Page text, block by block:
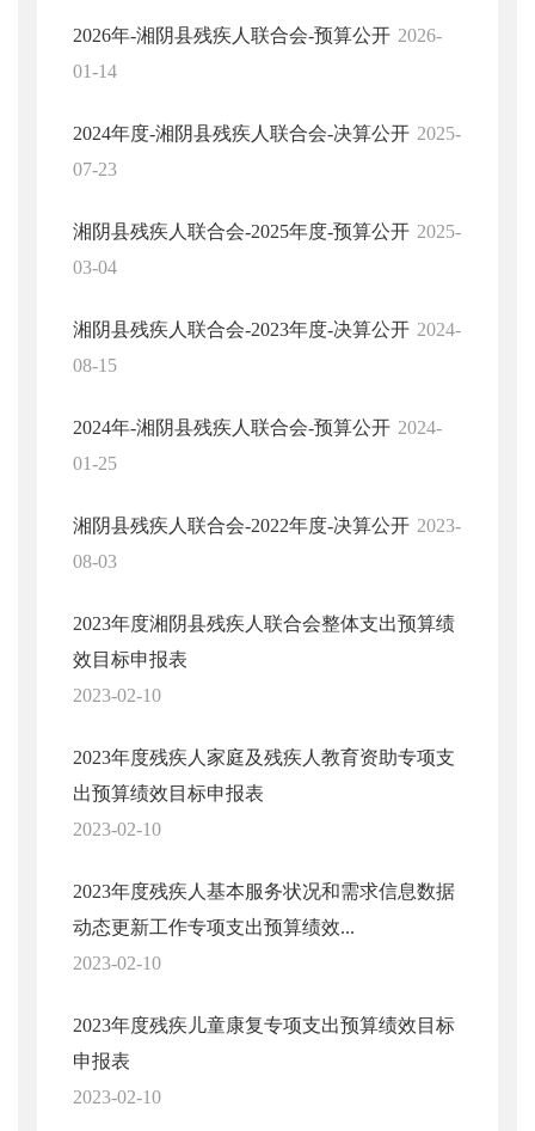
2026年-湘阴县残疾人联合会-预算公开 2026-
01-14
2024年度-湘阴县残疾人联合会-决算公开 2025-
07-23
湘阴县残疾人联合会-2025年度-预算公开 2025-
03-04
湘阴县残疾人联合会-2023年度-决算公开 2024-
08-15
2024年-湘阴县残疾人联合会-预算公开 2024-
01-25
湘阴县残疾人联合会-2022年度-决算公开 2023-
08-03
2023年度湘阴县残疾人联合会整体支出预算绩
效目标申报表
2023-02-10
2023年度残疾人家庭及残疾人教育资助专项支
出预算绩效目标申报表
2023-02-10
2023年度残疾人基本服务状况和需求信息数据
动态更新工作专项支出预算绩效...
2023-02-10
2023年度残疾儿童康复专项支出预算绩效目标
申报表
2023-02-10